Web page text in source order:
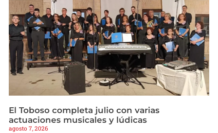
El Toboso completa julio con varias
actuaciones musicales y lúdicas
agosto 7, 2026